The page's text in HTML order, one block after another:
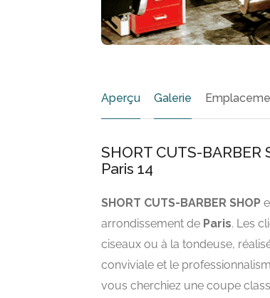
Aperçu Galerie
SHORT CUTS-
Paris 14
SHORT CUTS-BARBER SHOP
arrondissement de Paris. Les
ciseaux ou à la tondeuse,
conviviale et le
vous cherchiez une coupe